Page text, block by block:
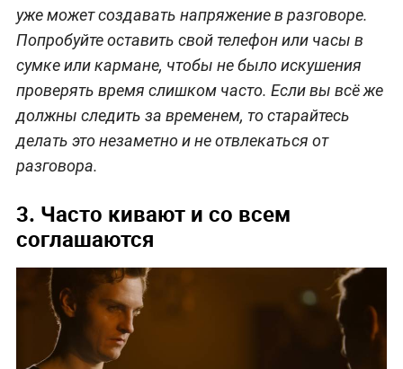
уже может создавать напряжение в разговоре.
Попробуйте оставить свой телефон или часы в
сумке или кармане, чтобы не было искушения
проверять время слишком часто. Если вы всё же
должны следить за временем, то старайтесь
делать это незаметно и не отвлекаться от
разговора.
3. Часто кивают и со всем
соглашаются